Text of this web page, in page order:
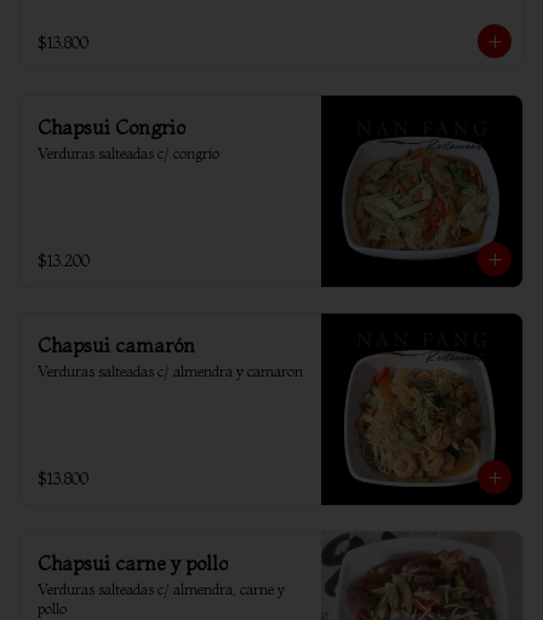
$13.800
Chapsui Congrio
Verduras salteadas c/ congrio
$13.200
Chapsui camarón
Verduras salteadas c/ almendra y camaron
$13.800
Chapsui carne y pollo
Verduras salteadas c/ almendra, carne y
pollo